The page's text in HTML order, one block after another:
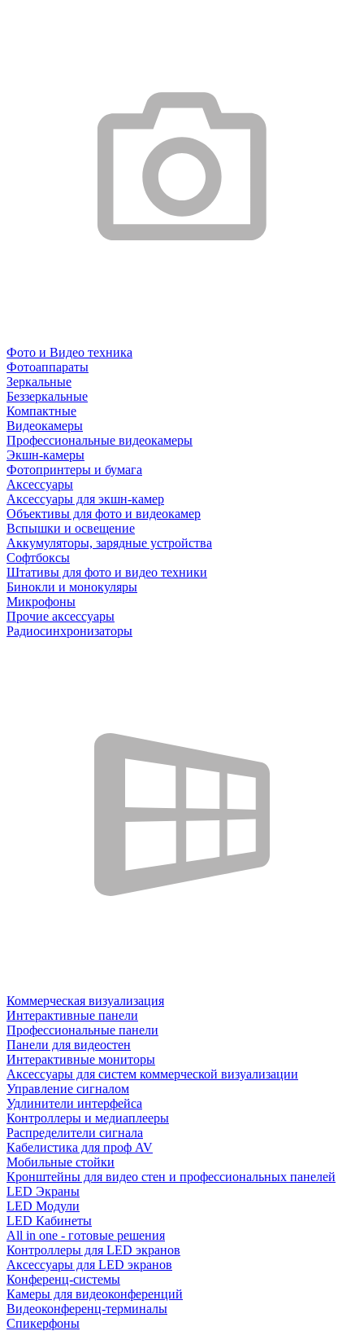
Фото и Видео техника
Фотоаппараты
Зеркальные
Беззеркальные
Компактные
Видеокамеры
Профессиональные видеокамеры
Экшн-камеры
Фотопринтеры и бумага
Аксессуары
Аксессуары для экшн-камер
Объективы для фото и видеокамер
Вспышки и освещение
Аккумуляторы, зарядные устройства
Софтбоксы
Штативы для фото и видео техники
Бинокли и монокуляры
Микрофоны
Прочие аксессуары
Радиосинхронизаторы
Коммерческая визуализация
Интерактивные панели
Профессиональные панели
Панели для видеостен
Интерактивные мониторы
Аксессуары для систем коммерческой визуализации
Управление сигналом
Удлинители интерфейса
Контроллеры и медиаплееры
Распределители сигнала
Кабелистика для проф AV
Мобильные стойки
Кронштейны для видео стен и профессиональных панелей
LED Экраны
LED Модули
LED Кабинеты
All in one - готовые решения
Контроллеры для LED экранов
Аксессуары для LED экранов
Конференц-системы
Камеры для видеоконференций
Видеоконференц-терминалы
Спикерфоны